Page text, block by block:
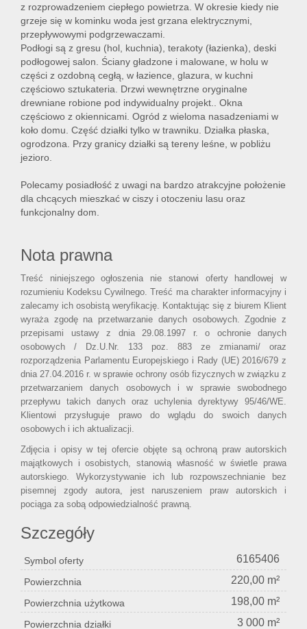
z rozprowadzeniem ciepłego powietrza. W okresie kiedy nie
grzeje się w kominku woda jest grzana elektrycznymi,
przepływowymi podgrzewaczami.
Podłogi są z gresu (hol, kuchnia), terakoty (łazienka), deski
podłogowej salon. Ściany gładzone i malowane, w holu w
części z ozdobną cegłą, w łazience, glazura, w kuchni
częściowo sztukateria. Drzwi wewnętrzne oryginalne
drewniane robione pod indywidualny projekt.. Okna
częściowo z okiennicami. Ogród z wieloma nasadzeniami w
koło domu. Część działki tylko w trawniku. Działka płaska,
ogrodzona. Przy granicy działki są tereny leśne, w pobliżu
jezioro.
Polecamy posiadłość z uwagi na bardzo atrakcyjne położenie
dla chcących mieszkać w ciszy i otoczeniu lasu oraz
funkcjonalny dom.
Nota prawna
Treść niniejszego ogłoszenia nie stanowi oferty handlowej w
rozumieniu Kodeksu Cywilnego. Treść ma charakter informacyjny i
zalecamy ich osobistą weryfikację. Kontaktując się z biurem Klient
wyraża zgodę na przetwarzanie danych osobowych. Zgodnie z
przepisami ustawy z dnia 29.08.1997 r. o ochronie danych
osobowych / Dz.U.Nr. 133 poz. 883 ze zmianami/ oraz
rozporządzenia Parlamentu Europejskiego i Rady (UE) 2016/679 z
dnia 27.04.2016 r. w sprawie ochrony osób fizycznych w związku z
przetwarzaniem danych osobowych i w sprawie swobodnego
przepływu takich danych oraz uchylenia dyrektywy 95/46/WE.
Klientowi przysługuje prawo do wglądu do swoich danych
osobowych i ich aktualizacji.
Zdjęcia i opisy w tej ofercie objęte są ochroną praw autorskich
majątkowych i osobistych, stanowią własność w świetle prawa
autorskiego. Wykorzystywanie ich lub rozpowszechnianie bez
pisemnej zgody autora, jest naruszeniem praw autorskich i
pociąga za sobą odpowiedzialność prawną.
Szczegóły
Symbol oferty 6165406
Powierzchnia 220,00 m²
Powierzchnia użytkowa 198,00 m²
Powierzchnia działki 3 000 m²